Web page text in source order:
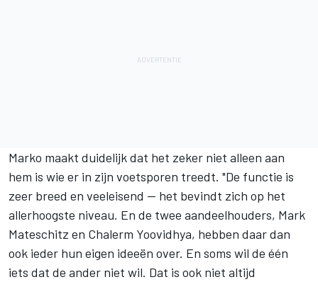
Marko maakt duidelijk dat het zeker niet alleen aan
hem is wie er in zijn voetsporen treedt. "De functie is
zeer breed en veeleisend — het bevindt zich op het
allerhoogste niveau. En de twee aandeelhouders, Mark
Mateschitz en Chalerm Yoovidhya, hebben daar dan
ook ieder hun eigen ideeën over. En soms wil de één
iets dat de ander niet wil. Dat is ook niet altijd